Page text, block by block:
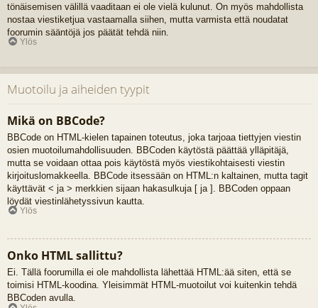
tönäisemisen välillä vaaditaan ei ole vielä kulunut. On myös mahdollista
nostaa viestiketjua vastaamalla siihen, mutta varmista että noudatat
foorumin sääntöjä jos päätät tehdä niin.
Ylös
Muotoilu ja aiheiden tyypit
Mikä on BBCode?
BBCode on HTML-kielen tapainen toteutus, joka tarjoaa tiettyjen viestin
osien muotoilumahdollisuuden. BBCoden käytöstä päättää ylläpitäjä,
mutta se voidaan ottaa pois käytöstä myös viestikohtaisesti viestin
kirjoituslomakkeella. BBCode itsessään on HTML:n kaltainen, mutta tagit
käyttävät < ja > merkkien sijaan hakasulkuja [ ja ]. BBCoden oppaan
löydät viestinlähetyssivun kautta.
Ylös
Onko HTML sallittu?
Ei. Tällä foorumilla ei ole mahdollista lähettää HTML:ää siten, että se
toimisi HTML-koodina. Yleisimmät HTML-muotoilut voi kuitenkin tehdä
BBCoden avulla.